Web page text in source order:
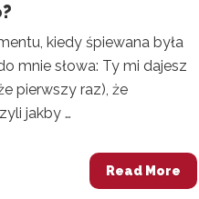
kiedy śpiewana była
mnie słowa: Ty mi dajesz
pierwszy raz), że
jakby …
Read More